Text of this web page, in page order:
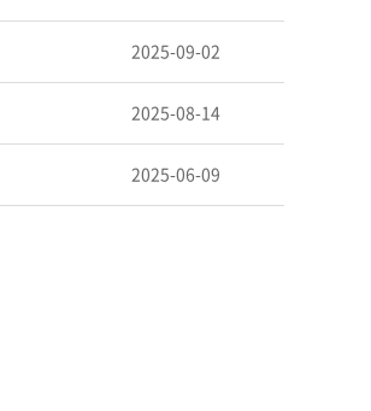
2025-09-02
2025-08-14
2025-06-09